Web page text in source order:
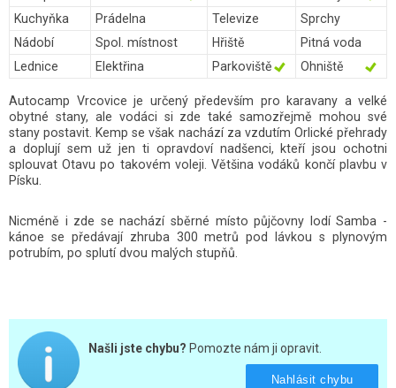
Kuchyňka
Prádelna Televize
Sprchy
Nádobí
Spol. místnost Hřiště
Pitná voda
Lednice
Elektřina Parkoviště Ohniště
Autocamp Vrcovice je určený především pro karavany a velké
obytné stany, ale vodáci si zde také samozřejmě mohou své
stany postavit. Kemp se však nachází za vzdutím Orlické přehrady
a doplují sem už jen ti opravdoví nadšenci, kteří jsou ochotni
splouvat Otavu po takovém voleji. Většina vodáků končí plavbu v
Písku.
Nicméně i zde se nachází sběrné místo půjčovny lodí Samba -
kánoe se předávají zhruba 300 metrů pod lávkou s plynovým
potrubím, po splutí dvou malých stupňů.
Našli jste chybu? Pomozte nám ji opravit.
Nahlásit chybu